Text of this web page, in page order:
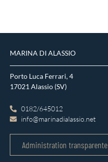
MARINA DI ALASSIO
Porto Luca Ferrari, 4
17021 Alassio (SV)
0182/645012
info@marinadialassio.net
Administration transparente